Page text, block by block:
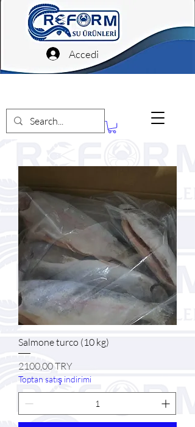
Accedi
Salmone turco (10 kg)
Prezzo
2100,00 TRY
Toptan satış indirimi